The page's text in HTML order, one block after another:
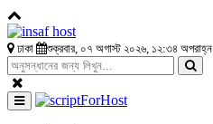
ঢাকা শুক্রবার, ০৭ অগাস্ট ২০২৬, ১২:৩৪ অপরাহ্ন